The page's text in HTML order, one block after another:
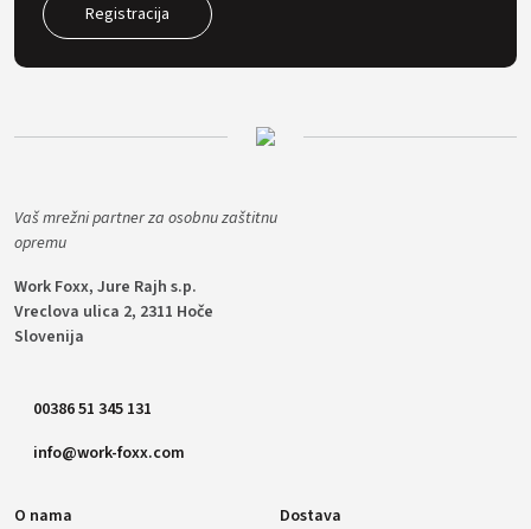
Registracija
Vaš mrežni partner za osobnu zaštitnu
opremu
Work Foxx, Jure Rajh s.p.
Vreclova ulica 2, 2311 Hoče
Slovenija
00386 51 345 131
info@work-foxx.com
O nama
Dostava